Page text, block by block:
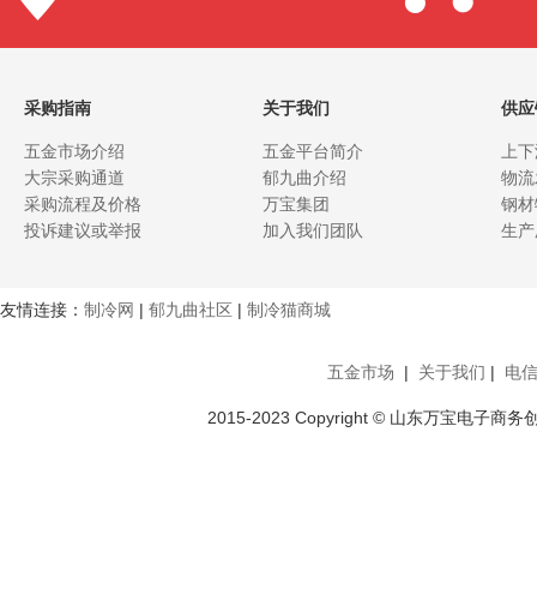
采购指南
五金市场介绍
大宗采购通道
采购流程及价格
投诉建议或举报
关于我们
五金平台简介
郁九曲介绍
万宝集团
加入我们团队
供
上
物
钢
生
友情连接： 制冷网 | 郁九曲社区 | 制冷猫商城
五金市场 | 关于我们 | 电
2015-2023 Copyright © 山东万宝电子商务